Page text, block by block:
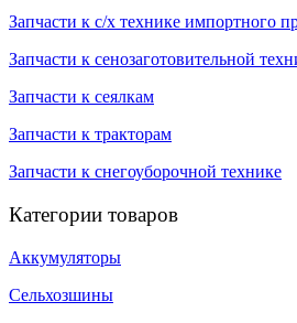
Запчасти к с/х технике импортного
Запчасти к сенозаготовительной
Запчасти к сеялкам
Запчасти к тракторам
Запчасти к снегоуборочной технике
Категории товаров
Аккумуляторы
Сельхозшины